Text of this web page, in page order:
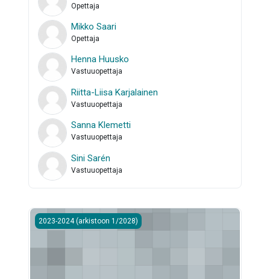
Opettaja
Mikko Saari
Opettaja
Henna Huusko
Vastuuopettaja
Riitta-Liisa Karjalainen
Vastuuopettaja
Sanna Klemetti
Vastuuopettaja
Sini Sarén
Vastuuopettaja
KAMKStart: Varhaiskasvatuksen historialliset perusteet ja
2023-2024 (arkistoon 1/2028)